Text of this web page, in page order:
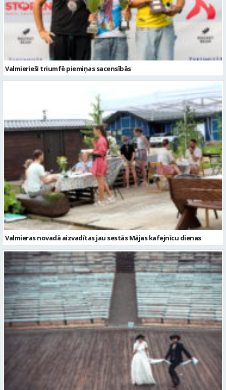
Valmierieši triumfē piemiņas sacensībās
Valmieras novadā aizvadītas jau sestās Mājas kafejnīcu dienas